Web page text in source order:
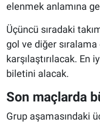
elenmek anlamına
Üçüncü sıradaki
gol ve diğer
karşılaştırılacak. En
biletini alacak.
Son maçlarda
Grup aşamasındaki